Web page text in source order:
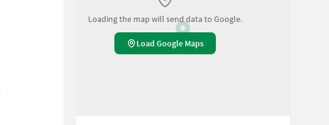
Loading the map will send data to Google.
Load Google Maps